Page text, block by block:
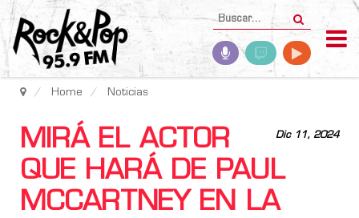
Home Noticias
Dic 11, 2024
MIRÁ EL ACTOR
QUE HARÁ DE PAUL
MCCARTNEY EN LA